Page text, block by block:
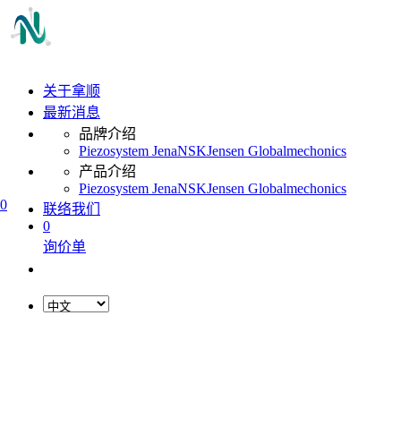
0
关于拿顺
最新消息
品牌介绍
Piezosystem JenaNSKJensen Globalmechonics
产品介绍
Piezosystem JenaNSKJensen Globalmechonics
联络我们
0
询价单